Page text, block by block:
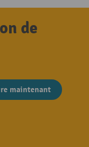
de
maintenant